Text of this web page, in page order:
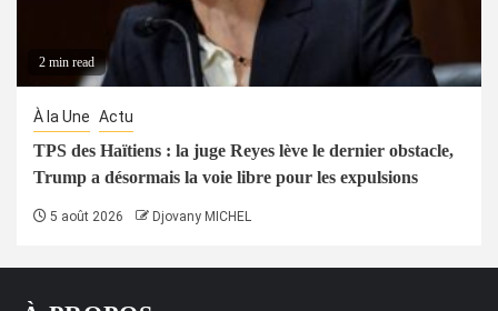
2 min read
À la Une Actu
TPS des Haïtiens : la juge Reyes lève le dernier obstacle,
Trump a désormais la voie libre pour les expulsions
5 août 2026 Djovany MICHEL